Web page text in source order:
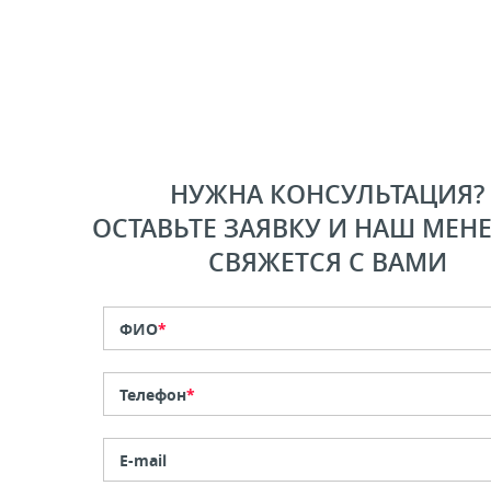
НУЖНА КОНСУЛЬТАЦИЯ?
ОСТАВЬТЕ ЗАЯВКУ И НАШ
СВЯЖЕТСЯ С ВАМИ
ФИО*
Телефон*
E-mail